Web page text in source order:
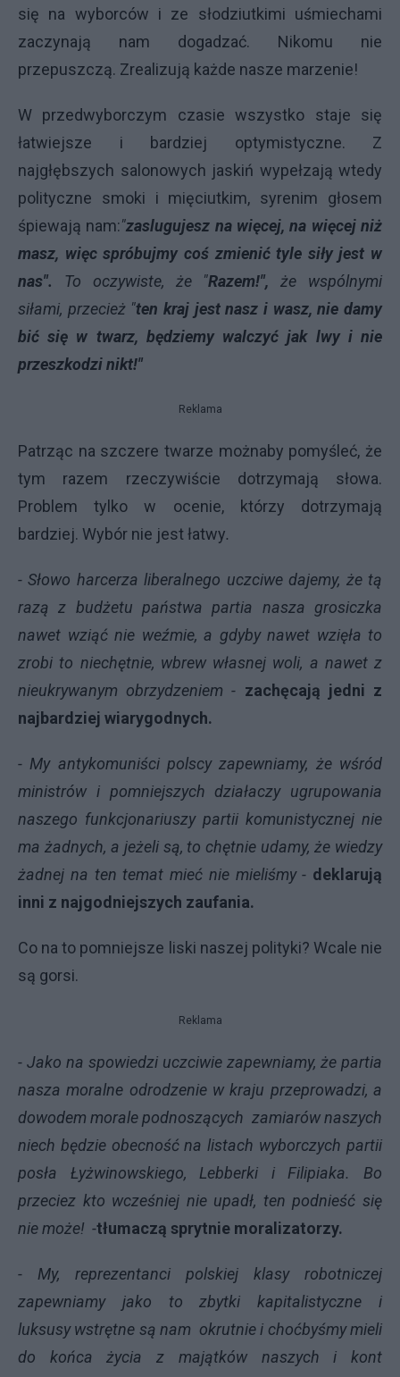
się na wyborców i ze słodziutkimi uśmiechami
zaczynają nam dogadzać. Nikomu nie
przepuszczą. Zrealizują każde nasze marzenie!
W przedwyborczym czasie wszystko staje się
łatwiejsze i bardziej optymistyczne. Z
najgłębszych salonowych jaskiń wypełzają wtedy
polityczne smoki i mięciutkim, syrenim głosem
śpiewają nam:"zaslugujesz na więcej, na więcej niż
masz, więc spróbujmy coś zmienić tyle siły jest w
nas".
To oczywiste, że "Razem!", że wspólnymi
siłami, przecież "ten kraj jest nasz i wasz, nie damy
bić się w twarz, będziemy walczyć jak lwy i nie
przeszkodzi nikt!"
Reklama
Patrząc na szczere twarze możnaby pomyśleć, że
tym razem rzeczywiście dotrzymają słowa.
Problem tylko w ocenie, którzy dotrzymają
bardziej. Wybór nie jest łatwy.
- Słowo harcerza liberalnego uczciwe dajemy, że tą
razą z budżetu państwa partia nasza grosiczka
nawet wziąć nie weźmie, a gdyby nawet wzięła to
zrobi to niechętnie, wbrew własnej woli, a nawet z
nieukrywanym obrzydzeniem - zachęcają jedni z
najbardziej wiarygodnych.
- My antykomuniści polscy zapewniamy, że wśród
ministrów i pomniejszych działaczy ugrupowania
naszego funkcjonariuszy partii komunistycznej nie
ma żadnych, a jeżeli są, to chętnie udamy, że wiedzy
żadnej na ten temat mieć nie mieliśmy - deklarują
inni z najgodniejszych zaufania.
Co na to pomniejsze liski naszej polityki? Wcale nie
są gorsi.
Reklama
- Jako na spowiedzi uczciwie zapewniamy, że partia
nasza moralne odrodzenie w kraju przeprowadzi, a
dowodem morale podnoszących zamiarów naszych
niech będzie obecność na listach wyborczych partii
posła Łyżwinowskiego, Lebberki i Filipiaka. Bo
przeciez kto wcześniej nie upadł, ten podnieść się
nie może! -tłumaczą sprytnie moralizatorzy.
- My, reprezentanci polskiej klasy robotniczej
zapewniamy jako to zbytki kapitalistyczne i
luksusy wstrętne są nam okrutnie i choćbyśmy mieli
do końca życia z majątków naszych i kont